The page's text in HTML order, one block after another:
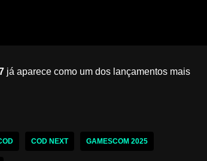
já aparece como um dos lançamentos mais
COD NEXT GAMESCOM 2025